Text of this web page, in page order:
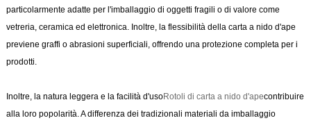
particolarmente adatte per l'imballaggio di oggetti fragili o di valore come
vetreria, ceramica ed elettronica. Inoltre, la flessibilità della carta a nido d'ape
previene graffi o abrasioni superficiali, offrendo una protezione completa per i
prodotti.
Inoltre, la natura leggera e la facilità d'usoRotoli di carta a nido d'apecontribuire
alla loro popolarità. A differenza dei tradizionali materiali da imballaggio